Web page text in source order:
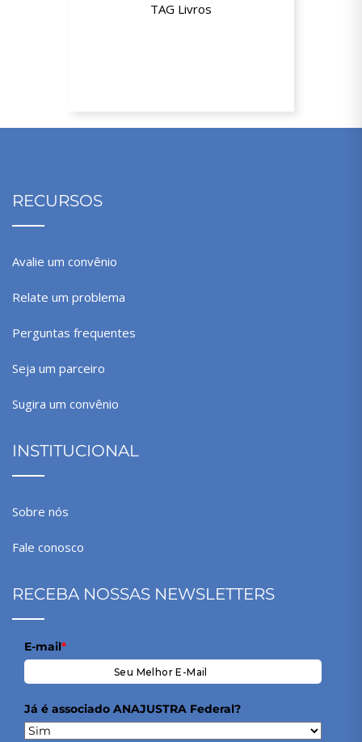
TAG Livros
RECURSOS
Avalie um convênio
Relate um problema
Perguntas frequentes
Seja um parceiro
Sugira um convênio
INSTITUCIONAL
Sobre nós
Fale conosco
RECEBA NOSSAS NEWSLETTERS
E-mail*
Já é associado ANAJUSTRA Federal?